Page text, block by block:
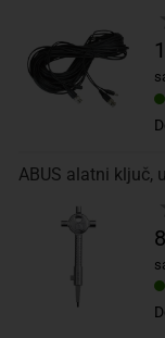
ABUS alatni ključ,